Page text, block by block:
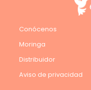
Conócenos
Moringa
Distribuidor
Aviso de privacidad